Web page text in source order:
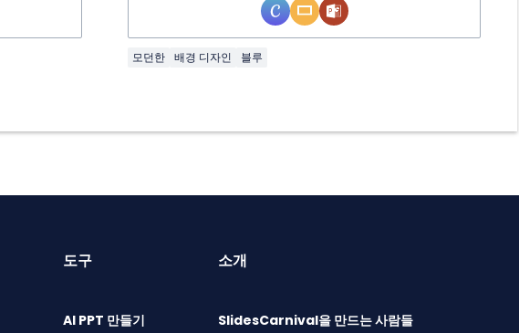
모던한 배경 디자인 블루
도구
AI PPT 만들기
소개
SlidesCarnival을 만드는 사람들